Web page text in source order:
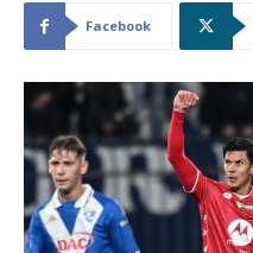
Facebook